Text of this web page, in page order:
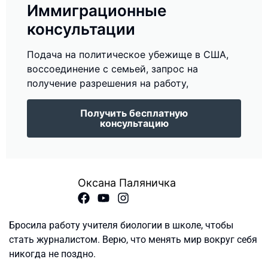
Иммиграционные
консультации
Подача на политическое убежище в США,
воссоединение с семьей, запрос на
получение разрешения на работу,
Получить бесплатную
консультацию
Оксана Паляничка
Бросила работу учителя биологии в школе, чтобы
стать журналистом. Верю, что менять мир вокруг себя
никогда не поздно.